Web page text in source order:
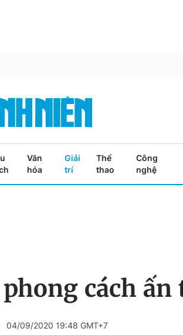
Văn
hóa
Giải
trí
Thể
thao
Công
nghệ
cách
04/09/2020 19:48 GMT+7